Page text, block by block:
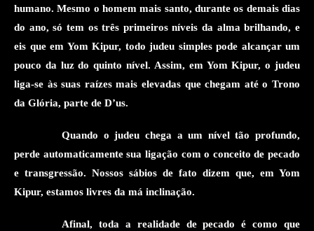
humano. Mesmo o homem mais santo, durante os demais dias
do ano,só tem os três primeiros níveis da alma brilhando, e
eis que em Yom Kipur, todo judeu simples pode alcançarum
pouco da luz do quinto nível. Assim, em Yom Kipur, o judeu
liga-se às suas raízes mais elevadas que chegam até o Trono
da Glória, parte de D’us.
Quando o judeu chega a um nível tão profundo,
perde automaticamente sua ligação com o conceito de pecado
e transgressão. Nossos sábios de fato dizem que, em Yom
Kipur, estamos livres da má inclinação.
Afinal, toda a realidade de pecado écomo que